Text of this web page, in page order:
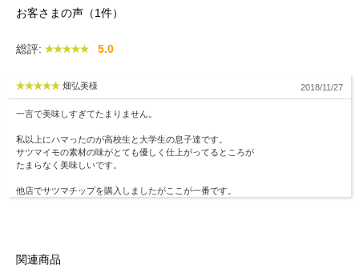
いもせんべいをはじめとした 和菓子を製造する東洋堂は、
現在4代目となるご主人が、
新しい味に挑戦をし続けています。
さつまチップのこだわり
さつまチップは、
食感はパリッと、
甘味はしつこ過ぎず、
お客さまの声（1件）
総評: 5.0
畑弘美様 2018/11/27
一言で美味しすぎてたまりません。
私以上にハマったのが高校生と大学生の息子達です。
サツマイモの素材の味がとても優しく仕上がってるところが
たまらなく美味しいです。
他店でサツマチップを購入しましたがここが一番です。
関連商品